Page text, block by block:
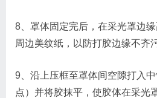
8、罩体固定完后，在采光罩边
周边美纹纸，以防打胶边缘不齐
9、沿上压框至罩体间空隙打入
点）并将胶抹平，使胶体在采光